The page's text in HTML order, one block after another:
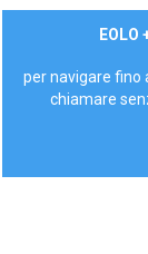
€ 24,90/meseEOLO
per navigare fino
chiamare